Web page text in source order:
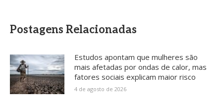
Postagens Relacionadas
Estudos apontam que mulheres são
mais afetadas por ondas de calor, mas
fatores sociais explicam maior risco
4 de agosto de 2026